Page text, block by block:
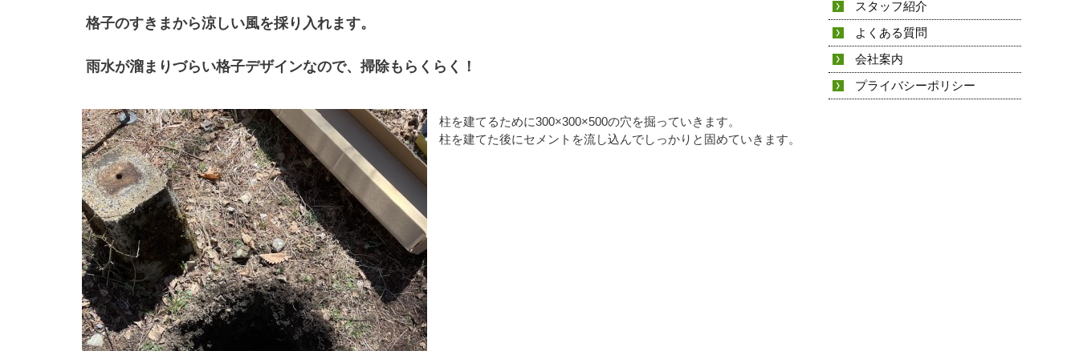
格子のすきまから涼しい風を採り入れます。
雨水が溜まりづらい格子デザインなので、掃除もらくらく！
柱を建てるために300×300×500の穴を掘っていきます。
柱を建てた後にセメントを流し込んでしっかりと固めていきます。
スタッフ紹介
よくある質問
会社案内
プライバシーポリシー